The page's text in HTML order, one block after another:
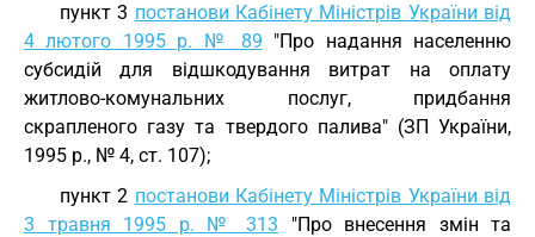
пункт 3 постанови Кабінету Міністрів України від
4 лютого 1995 р. № 89 "Про надання населенню
субсидій для відшкодування витрат на оплату
житлово-комунальних послуг, придбання
скрапленого газу та твердого палива" (ЗП України,
1995 р., № 4, ст. 107);
пункт 2 постанови Кабінету Міністрів України від
3 травня 1995 р. № 313 "Про внесення змін та